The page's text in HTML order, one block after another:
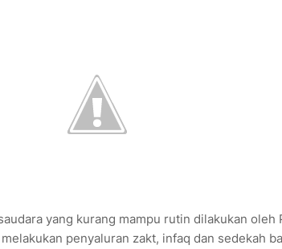
yang kurang mampu rutin dilakukan oleh
penyaluran zakt, infaq dan sedekah